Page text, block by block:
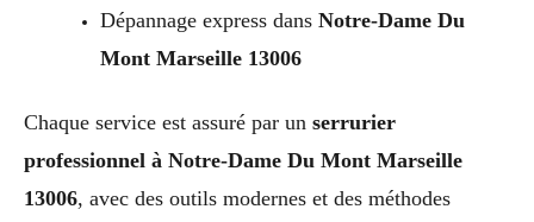
Dépannage express dans Notre-Dame Du
Mont Marseille 13006
Chaque service est assuré par un serrurier
professionnel à Notre-Dame Du Mont Marseille
13006, avec des outils modernes et des méthodes